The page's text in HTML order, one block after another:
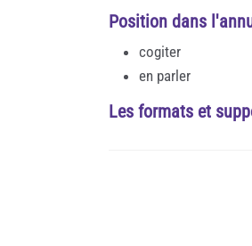
Position dans
cogiter
en parler
Les formats et